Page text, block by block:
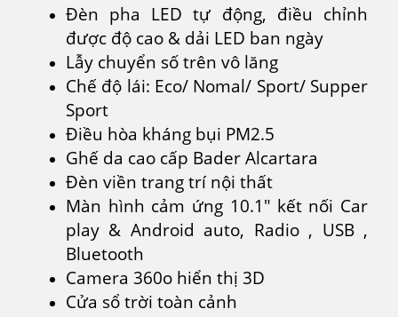
Đèn pha LED tự động, điều chỉnh
được độ cao & dải LED ban ngày
Lẫy chuyển số trên vô lăng
Chế độ lái: Eco/ Nomal/ Sport/ Supper
Sport
Điều hòa kháng bụi PM2.5
Ghế da cao cấp Bader Alcartara
Đèn viền trang trí nội thất
Màn hình cảm ứng 10.1″ kết nối Car
play & Android auto, Radio , USB ,
Bluetooth
Camera 360o hiển thị 3D
Cửa sổ trời toàn cảnh